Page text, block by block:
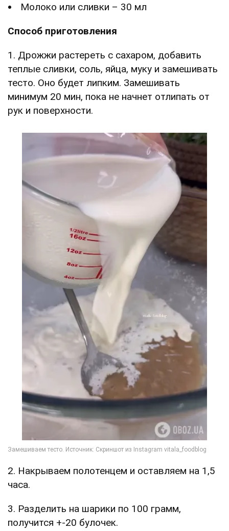
Молоко или сливки – 30 мл
Способ приготовления
1. Дрожжи растереть с сахаром, добавить
теплые сливки, соль, яйца, муку и замешивать
тесто. Оно будет липким. Замешивать
минимум 20 мин, пока не начнет отлипать от
рук и поверхности.
2. Накрываем полотенцем и оставляем на 1,5
часа.
3. Разделить на шарики по 100 грамм,
получится +-20 булочек.